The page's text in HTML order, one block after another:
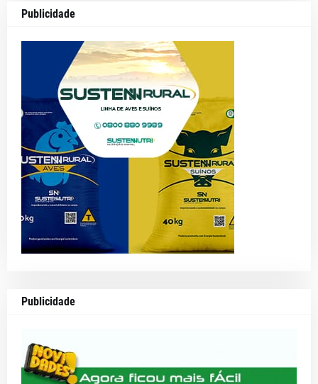
Publicidade
Publicidade